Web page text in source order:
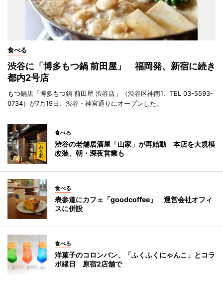
食べる
渋谷に「博多もつ鍋 前田屋」 福岡発、新宿に続き
都内2号店
もつ鍋店「博多もつ鍋 前田屋 渋谷店」（渋谷区神南1、TEL 03-5593-
0734）が7月19日、渋谷・神宮通りにオープンした。
食べる
渋谷の老舗居酒屋「山家」が再始動 本店を大規模
改装、朝・深夜営業も
食べる
表参道にカフェ「goodcoffee」 運営会社オフィ
スに併設
食べる
洋菓子のコロンバン、「ふくふくにゃんこ」とコラ
ボ縁日 原宿2店舗で